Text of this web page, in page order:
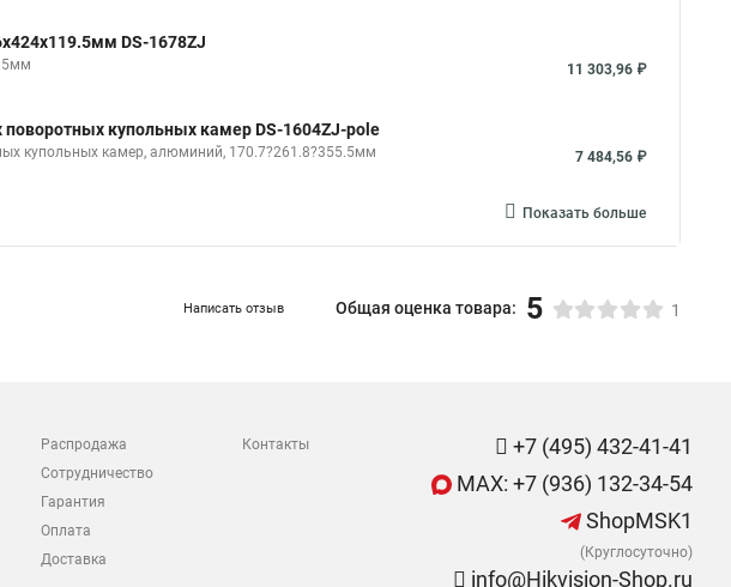
DS-1678ZJ
11 303,96 ₽
купольных камер DS-1604ZJ-pole
купольных камер, алюминий, 170.7?261.8?355.5мм 7 484,56 ₽
Показать больше
Написать отзыв Общая оценка товара: 5 1
Распродажа
Сотрудничество
Гарантия
Оплата
Доставка
Контакты
+7 (495) 432-41-41
MAX: +7 (936) 132-34-54
ShopMSK1
(Круглосуточно)
info@Hikvision-Shop.ru